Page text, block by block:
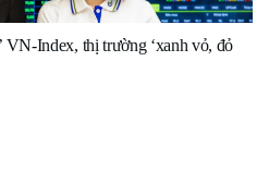
VN-Index, thị trường ‘xanh vỏ, đỏ